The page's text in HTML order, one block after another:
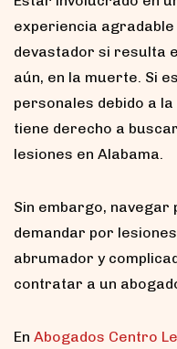
experiencia
devastador si resulta
aún, en la muerte. Si
personales debido a
tiene derecho a
lesiones en Alabama.
Sin embargo, navegar
demandar por
abrumador y
contratar a un
En Abogados Centro